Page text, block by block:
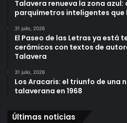
Talavera renueva la zona azul:
parquímetros inteligentes
31 julio, 2026
El Paseo de las Letras ya está
cerámicos con textos de
Talavera
31 julio, 2026
Los Aracaris: el triunfo de una
talaverana en 1968
Últimas noticias